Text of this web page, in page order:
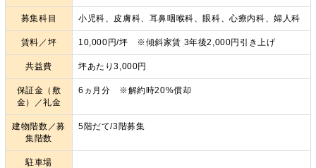
募集科目 小児科、皮膚科、耳鼻咽喉科、眼科、心療内科、婦人科
賃料／坪 10,000円/坪 ※傾斜家賃 3年後2,000円引き上げ
共益費 坪あたり3,000円
保証金（敷
金）／礼金
6ヵ月分 ※解約時20%償却
建物階数／募
集階数
5階だて/3階募集
駐車場